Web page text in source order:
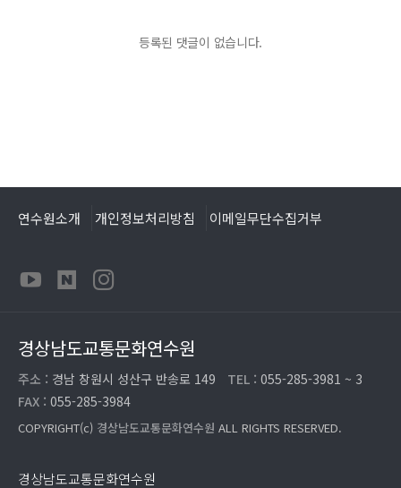
등록된 댓글이 없습니다.
연수원소개 개인정보처리방침 이메일무단수집거부
경상남도교통문화연수원
주소 : 경남 창원시 성산구 반송로 149 TEL : 055-285-3981 ~ 3
FAX : 055-285-3984
COPYRIGHT(c) 경상남도교통문화연수원 ALL RIGHTS RESERVED.
경상남도교통문화연수원